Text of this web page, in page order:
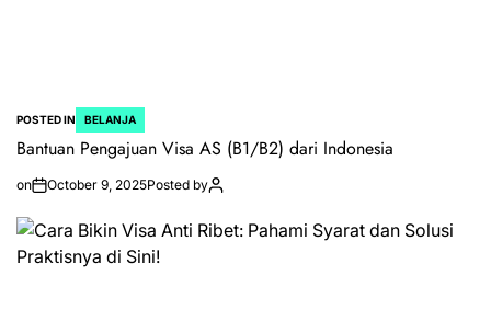
POSTED IN BELANJA
Bantuan Pengajuan Visa AS (B1/B2) dari Indonesia
on October 9, 2025Posted by